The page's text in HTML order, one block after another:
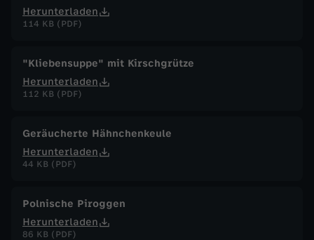
Herunterladen
114 KB (PDF)
"Kliebensuppe" mit Kirschgrütze
Herunterladen
112 KB (PDF)
Geräucherte Hähnchenkeule
Herunterladen
44 KB (PDF)
Polnische Piroggen
Herunterladen
86 KB (PDF)